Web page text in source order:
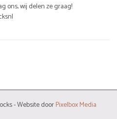
ons, wij delen ze graag!
- Website doorPixelbox Media